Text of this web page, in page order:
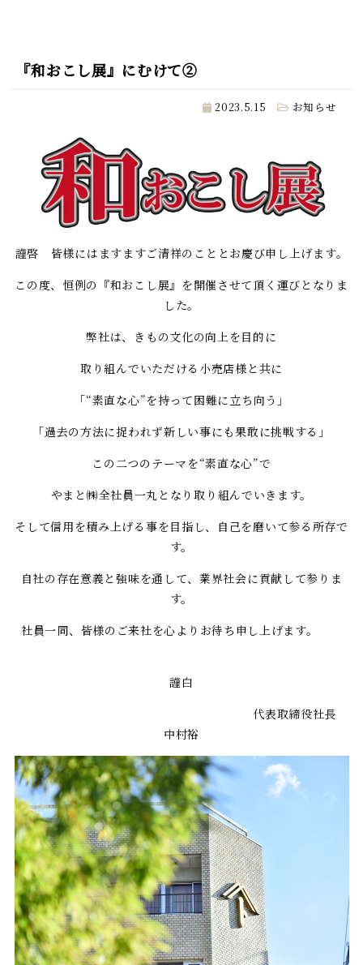
『和おこし展』にむけて②
2023.5.15 お知らせ
謹啓 皆様にはますますご清祥のこととお慶び申し上げます。
この度、恒例の『和おこし展』を開催させて頂く運びとなりま
した。
弊社は、きもの文化の向上を目的に
取り組んでいただける小売店様と共に
「“素直な心”を持って困難に立ち向う」
「過去の方法に捉われず新しい事にも果敢に挑戦する」
この二つのテーマを“素直な心”で
やまと㈱全社員一丸となり取り組んでいきます。
そして信用を積み上げる事を目指し、自己を磨いて参る所存で
す。
自社の存在意義と強味を通して、業界社会に貢献して参りま
す。
社員一同、皆様のご来社を心よりお待ち申し上げます。
謹白
代表取締役社長
中村裕